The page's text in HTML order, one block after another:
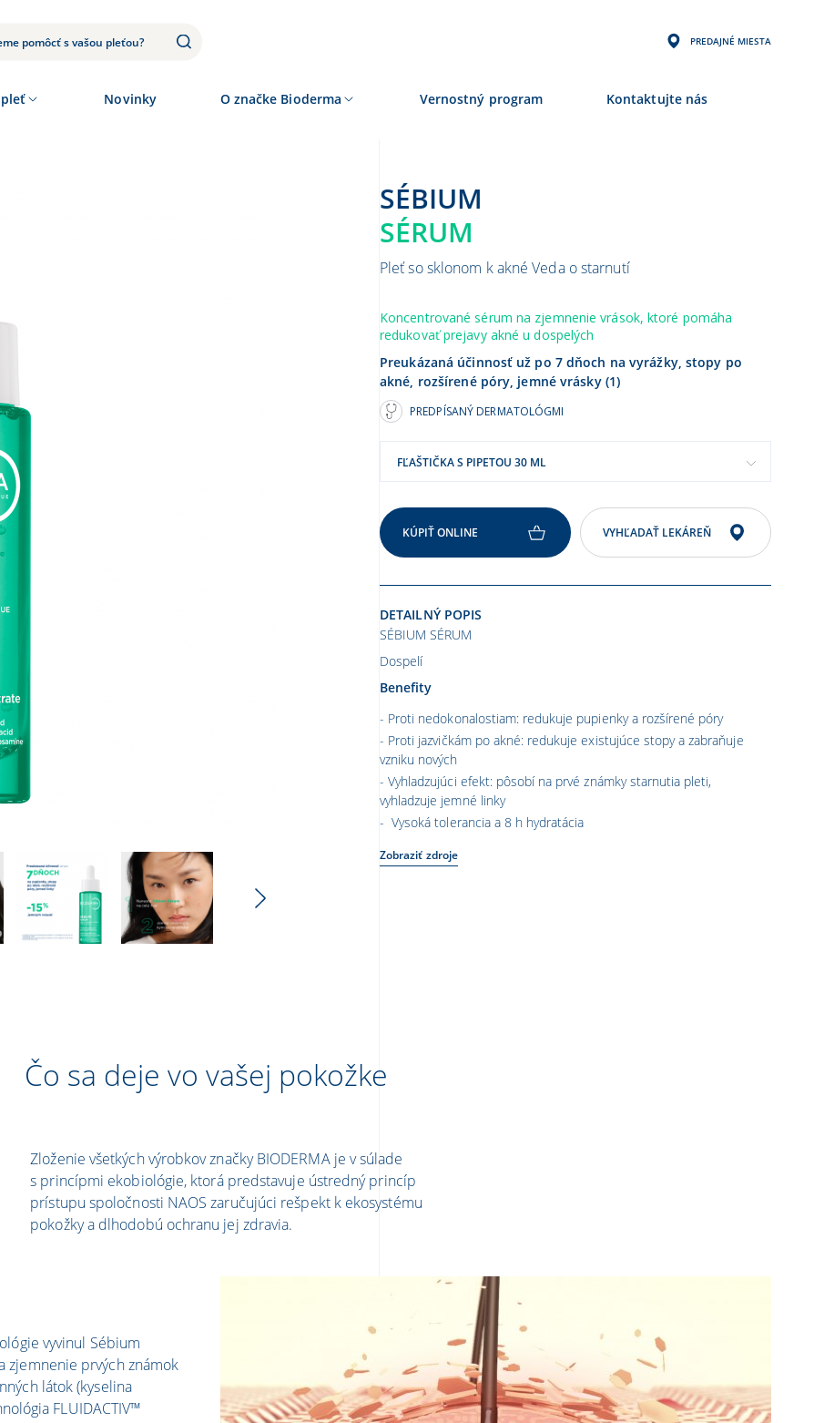
PREDAJNÉ MIESTA
Novinky O značke Bioderma Vernostný program Kontaktujte nás
SÉBIUM
SÉRUM
Pleť so sklonom k akné Veda o starnutí
Koncentrované sérum na zjemnenie vrások, ktoré pomáha
redukovať prejavy akné u dospelých
Preukázaná účinnosť už po 7 dňoch na vyrážky, stopy po
akné, rozšírené póry, jemné vrásky (1)
PREDPÍSANÝ DERMATOLÓGMI
FĽAŠTIČKA S PIPETOU 30 ML
KÚPIŤ ONLINE VYHĽADAŤ LEKÁREŇ
DETAILNÝ POPIS
SÉBIUM SÉRUM
Dospelí
Benefity
Proti nedokonalostiam: redukuje pupienky a rozšírené póry
Proti jazvičkám po akné: redukuje existujúce stopy a zabraňuje
vzniku nových
Vyhladzujúci efekt: pôsobí na prvé známky starnutia pleti,
vyhladzuje jemné linky
Vysoká tolerancia a 8 h hydratácia
Zobraziť zdroje
Čo sa deje vo vašej pokožke
Zloženie všetkých výrobkov značky BIODERMA je v súlade
s princípmi ekobiológie, ktorá predstavuje ústredný princíp
prístupu spoločnosti NAOS zaručujúci rešpekt k ekosystému
pokožky a dlhodobú ochranu jej zdravia.
vyvinul Sébium
zjemnenie prvých známok
látok (kyselina
FLUIDACTIV™